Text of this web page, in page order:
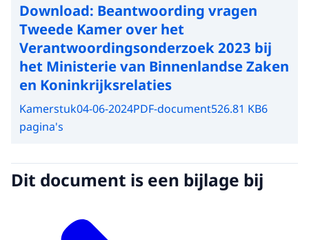
Download: Beantwoording vragen
Tweede Kamer over het
Verantwoordingsonderzoek 2023 bij
het Ministerie van Binnenlandse Zaken
en Koninkrijksrelaties
Kamerstuk04-06-2024PDF-document526.81 KB6
pagina's
Dit document is een bijlage bij